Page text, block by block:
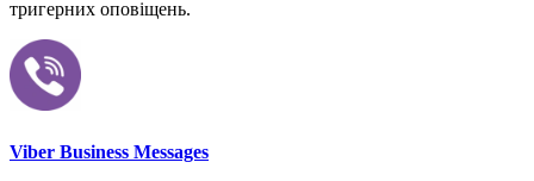
тригерних оповіщень.
Viber Business Messages